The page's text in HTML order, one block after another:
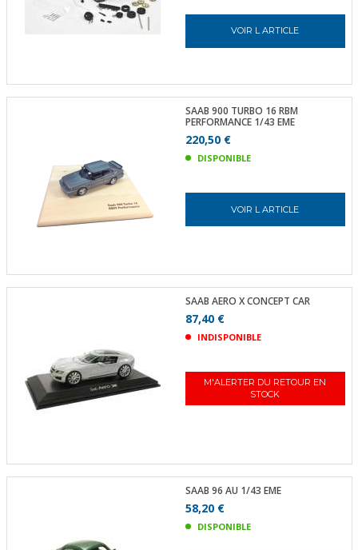
VOIR L ARTICLE
SAAB 900 TURBO 16 RBM
PERFORMANCE 1/43 EME
220,50 €
DISPONIBLE
VOIR L ARTICLE
SAAB AERO X CONCEPT CAR
87,40 €
INDISPONIBLE
M'ALERTER DU RETOUR EN
STOCK
SAAB 96 AU 1/43 EME
58,20 €
DISPONIBLE